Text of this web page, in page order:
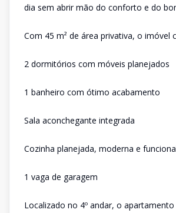
dia sem abrir mão do conforto e do
Com 45 m² de área privativa, o imóvel
2 dormitórios com móveis planejados
1 banheiro com ótimo acabamento
Sala aconchegante integrada
Cozinha planejada, moderna e
1 vaga de garagem
Localizado no 4º andar, o